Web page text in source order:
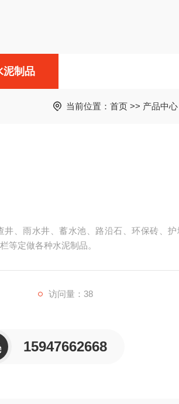
泥制品
当前位置： 首页 >> 产品中心
、雨水井、蓄水池、路沿石、环保砖、
等定做各种水泥制品。
访问量：38
15947662668